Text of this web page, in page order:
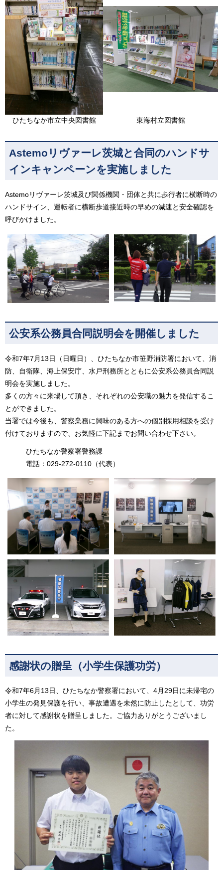
ひたちなか市立中央図書館 東海村立図書館
Astemoリヴァーレ茨城と合同のハンドサ
インキャンペーンを実施しました
Astemoリヴァーレ茨城及び関係機関・団体と共に歩行者に横断時の
ハンドサイン、運転者に横断歩道接近時の早めの減速と安全確認を
呼びかけました。
公安系公務員合同説明会を開催しました
令和7年7月13日（日曜日）、ひたちなか市笹野消防署において、消
防、自衛隊、海上保安庁、水戸刑務所とともに公安系公務員合同説
明会を実施しました。
多くの方々に来場して頂き、それぞれの公安職の魅力を発信するこ
とができました。
当署では今後も、警察業務に興味のある方への個別採用相談を受け
付けておりますので、お気軽に下記までお問い合わせ下さい。
ひたちなか警察署警務課
電話：029-272-0110（代表）
感謝状の贈呈（小学生保護功労）
令和7年6月13日、ひたちなか警察署において、4月29日に未帰宅の
小学生の発見保護を行い、事故遭遇を未然に防止したとして、功労
者に対して感謝状を贈呈しました。ご協力ありがとうございまし
た。